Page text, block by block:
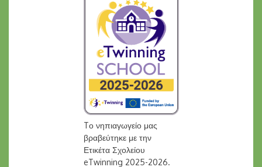
Tο νηπιαγωγείο μας
βραβεύτηκε με την
Ετικέτα Σχολείου
eTwinning 2025-2026.